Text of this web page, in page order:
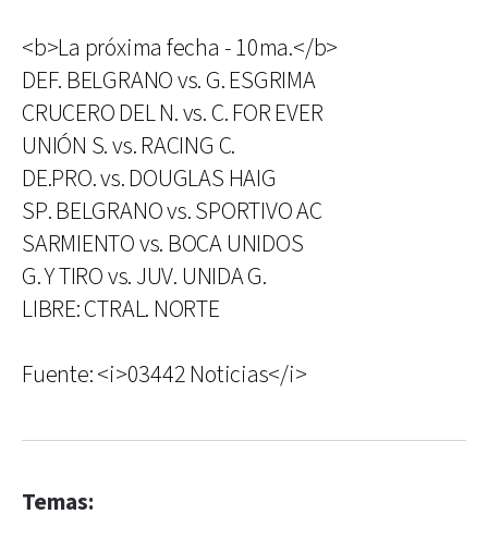
<b>La próxima fecha - 10ma.</b>
DEF. BELGRANO vs. G. ESGRIMA
CRUCERO DEL N. vs. C. FOR EVER
UNIÓN S. vs. RACING C.
DE.PRO. vs. DOUGLAS HAIG
SP. BELGRANO vs. SPORTIVO AC
SARMIENTO vs. BOCA UNIDOS
G. Y TIRO vs. JUV. UNIDA G.
LIBRE: CTRAL. NORTE
Fuente: <i>03442 Noticias</i>
Temas: